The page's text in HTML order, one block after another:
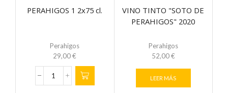
PERAHIGOS 1 2x75 cl.
Perahigos
29,00€
PERAHIGOS
VINO TINTO "SOTO DE
PERAHIGOS" 2020
Perahigos
52,00€
LEER MÁS